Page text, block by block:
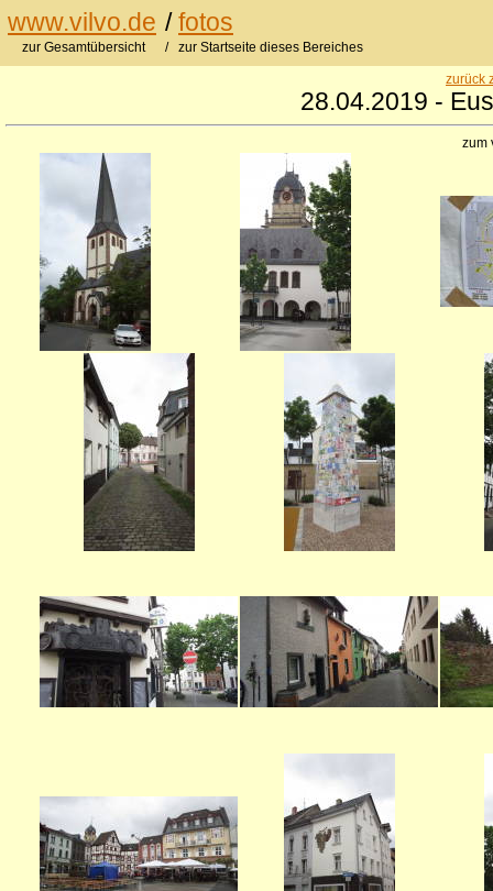
www.vilvo.de /fotos
zur Gesamtübersicht / zur Startseite dieses Bereiches
zurück
28.04.2019 -
zum